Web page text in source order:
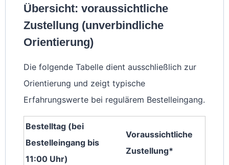
Übersicht: voraussichtliche
Zustellung (unverbindliche
Orientierung)
Die folgende Tabelle dient ausschließlich zur
Orientierung und zeigt typische
Erfahrungswerte bei regulärem Bestelleingang.
Bestelltag (bei
Bestelleingang bis
11:00 Uhr)
Voraussichtliche
Zustellung*